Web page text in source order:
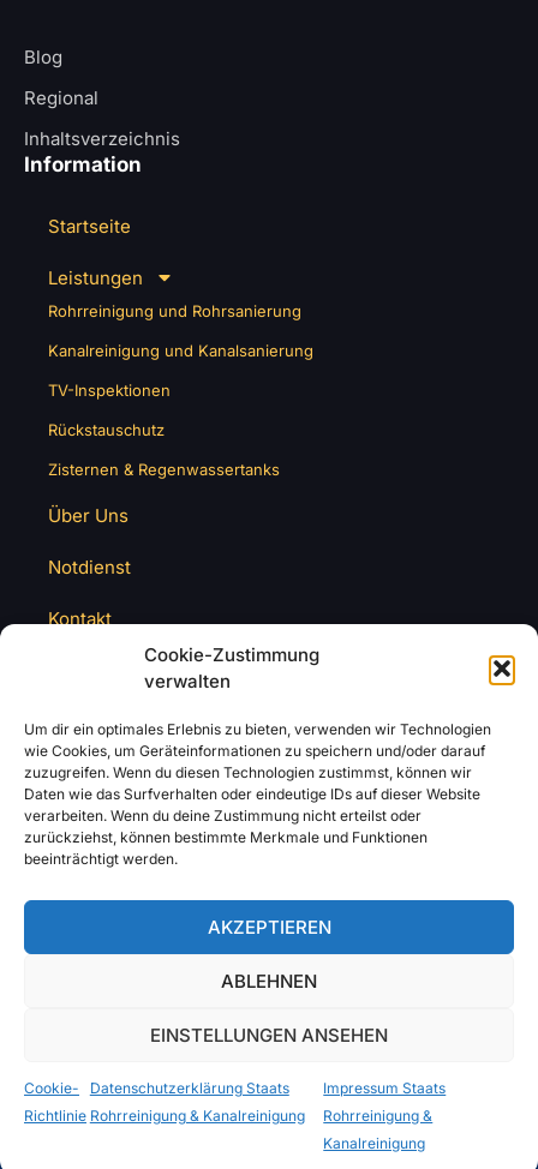
Cookie-Zustimmung
verwalten
Um dir ein optimales Erlebnis zu bieten, verwenden wir Technologien
wie Cookies, um Geräteinformationen zu speichern und/oder darauf
zuzugreifen. Wenn du diesen Technologien zustimmst, können wir
Daten wie das Surfverhalten oder eindeutige IDs auf dieser Website
verarbeiten. Wenn du deine Zustimmung nicht erteilst oder
zurückziehst, können bestimmte Merkmale und Funktionen
beeinträchtigt werden.
AKZEPTIEREN
ABLEHNEN
EINSTELLUNGEN ANSEHEN
Cookie-
Richtlinie
Datenschutzerklärung Staats
Rohrreinigung & Kanalreinigung
Impressum Staats
Rohrreinigung &
Kanalreinigung
Blog
Regional
Inhaltsverzeichnis
Information
Startseite
Leistungen
Rohrreinigung und Rohrsanierung
Kanalreinigung und Kanalsanierung
TV-Inspektionen
Rückstauschutz
Zisternen & Regenwassertanks
Über Uns
Notdienst
Kontakt
Impressum Datenschutzerklärung
Cookie Richtlinie
2026 Alle Rechte vorbehalten durch
Staats Rohrreinigung und Kanalreinigung